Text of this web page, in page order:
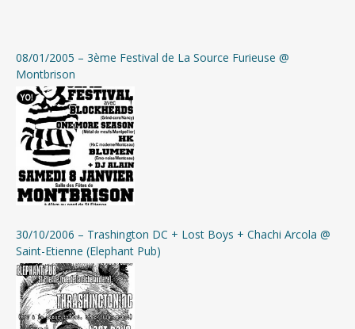
08/01/2005 – 3ème Festival de La Source Furieuse @
Montbrison
30/10/2006 – Trashington DC + Lost Boys + Chachi Arcola @
Saint-Etienne (Elephant Pub)